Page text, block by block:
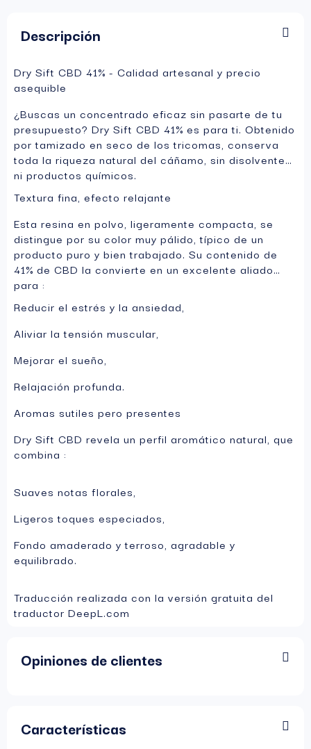
Descripción
Dry Sift CBD 41% - Calidad artesanal y precio
asequible
¿Buscas un concentrado eficaz sin pasarte de tu
presupuesto? Dry Sift CBD 41% es para ti. Obtenido
por tamizado en seco de los tricomas, conserva
toda la riqueza natural del cáñamo, sin disolventes
ni productos químicos.
Textura fina, efecto relajante
Esta resina en polvo, ligeramente compacta, se
distingue por su color muy pálido, típico de un
producto puro y bien trabajado. Su contenido de
41% de CBD la convierte en un excelente aliado
para :
Reducir el estrés y la ansiedad,
Aliviar la tensión muscular,
Mejorar el sueño,
Relajación profunda.
Aromas sutiles pero presentes
Dry Sift CBD revela un perfil aromático natural, que
combina :
Suaves notas florales,
Ligeros toques especiados,
Fondo amaderado y terroso, agradable y
equilibrado.
Traducción realizada con la versión gratuita del
traductor DeepL.com
Opiniones de clientes
Características